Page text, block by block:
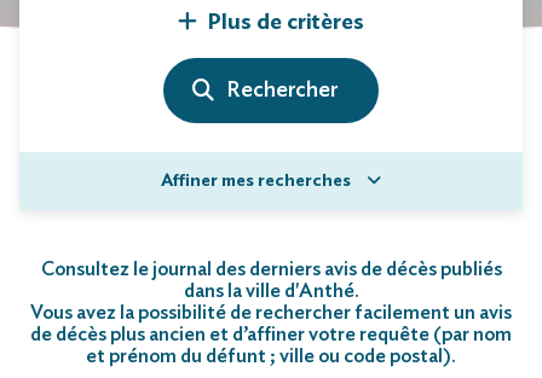
Plus de critères
Affiner mes recherches
Consultez le journal des derniers avis de décès publiés
dans la ville d'Anthé.
Vous avez la possibilité de rechercher facilement un avis
de décès plus ancien et d’affiner votre requête (par nom
et prénom du défunt ; ville ou code postal).